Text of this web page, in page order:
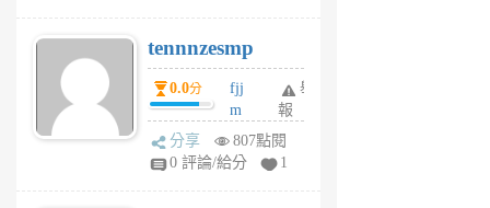
6
個
月
前
tennnzesmp
0.0分
fjj
m
w
rs
舉
報
分享
807點閱
0 評論/給分
1